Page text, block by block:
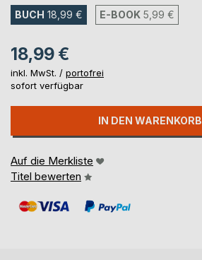
BUCH 18,99 € E-BOOK 5,99 €
18,99 €
inkl. MwSt. / portofrei
sofort verfügbar
IN DEN WARENKORB
Auf die Merkliste
Titel bewerten